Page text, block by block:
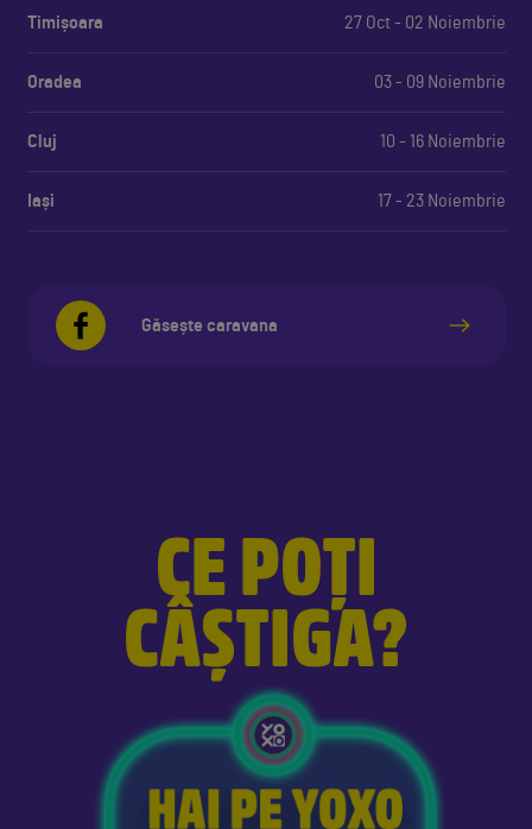
Timișoara 27 Oct - 02 Noiembrie
Oradea 03 - 09 Noiembrie
Cluj 10 - 16 Noiembrie
Iași 17 - 23 Noiembrie
Găsește caravana
CE POȚI
CÂȘTIGA?